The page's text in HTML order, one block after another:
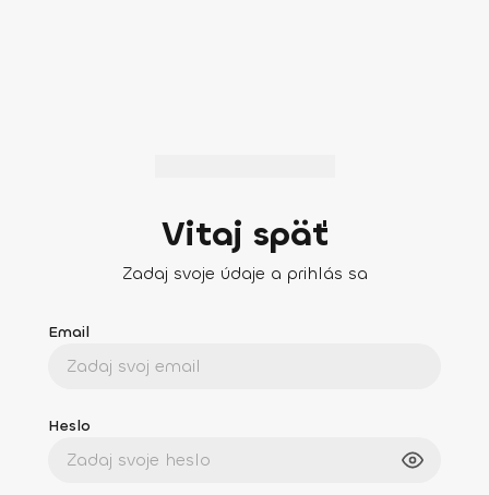
Vitaj späť
Zadaj svoje údaje a prihlás sa
Email
Heslo